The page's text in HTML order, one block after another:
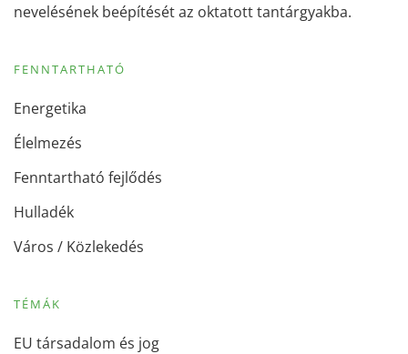
nevelésének beépítését az oktatott tantárgyakba.
FENNTARTHATÓ
Energetika
Élelmezés
Fenntartható fejlődés
Hulladék
Város / Közlekedés
TÉMÁK
EU társadalom és jog